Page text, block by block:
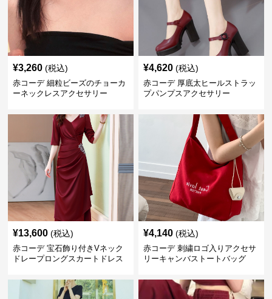
¥3,260 (税込)
赤コーデ 細粒ビーズのチョーカ
ーネックレスアクセサリー
¥4,620 (税込)
赤コーデ 厚底太ヒールストラッ
プパンプスアクセサリー
¥13,600 (税込)
赤コーデ 宝石飾り付きVネック
ドレープロングスカートドレス
¥4,140 (税込)
赤コーデ 刺繍ロゴ入りアクセサ
リーキャンバストートバッグ